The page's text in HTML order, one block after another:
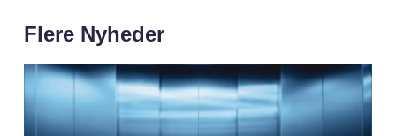
Flere Nyheder